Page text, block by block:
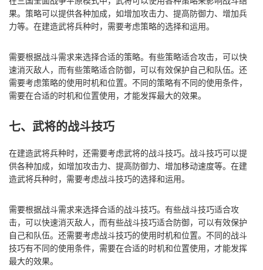
果。策略可以提供各种加成，如增加攻击力、提高防御力、增加兵
力等。在建造武将兵种时，需要考虑策略的选择和运用。
需要根据战斗需求来选择合适的策略。有些策略适合攻击，可以快
速消灭敌人，而有些策略适合防御，可以有效保护自己和队伍。还
需要考虑策略的使用时机和位置。不同的策略有不同的使用条件，
需要在合适的时机和位置使用，才能发挥最大的效果。
七、武将的战斗技巧
在建造武将兵种时，还需要考虑武将的战斗技巧。战斗技巧可以提
供各种加成，如增加攻击力、提高防御力、增加移动速度等。在建
造武将兵种时，需要考虑战斗技巧的选择和运用。
需要根据战斗需求来选择合适的战斗技巧。有些战斗技巧适合攻
击，可以快速消灭敌人，而有些战斗技巧适合防御，可以有效保护
自己和队伍。还需要考虑战斗技巧的使用时机和位置。不同的战斗
技巧有不同的使用条件，需要在合适的时机和位置使用，才能发挥
最大的效果。